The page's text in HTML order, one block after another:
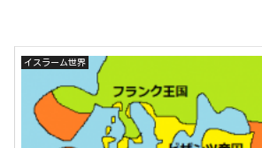
イスラーム世界